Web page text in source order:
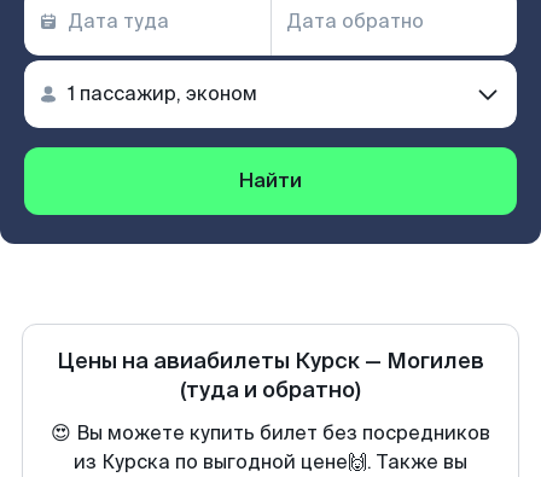
Найти
Цены на авиабилеты Курск — Могилев
(туда и обратно)
😍 Вы можете купить билет без посредников
из Курска по выгодной цене🙌. Также вы